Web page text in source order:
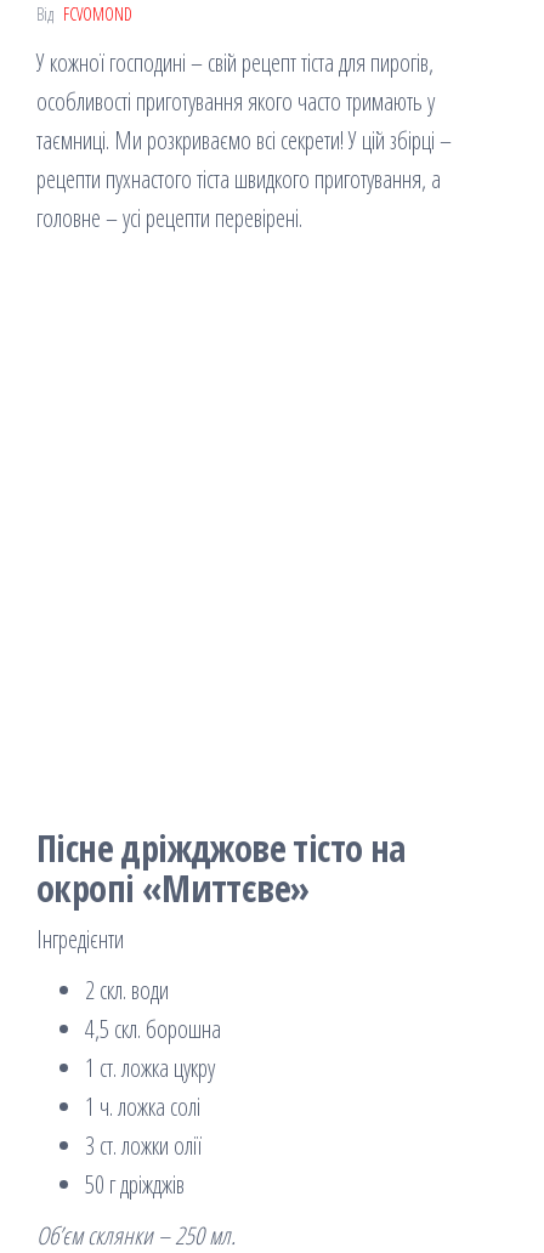
Від FCVOMOND
У кожної господині – свій рецепт тіста для пирогів,
особливості приготування якого часто тримають у
таємниці. Ми розкриваємо всі секрети! У цій збірці –
рецепти пухнастого тіста швидкого приготування, а
головне – усі рецепти перевірені.
Пісне дріжджове тісто на
окропі «Миттєве»
Інгредієнти
2 скл. води
4,5 скл. борошна
1 ст. ложка цукру
1 ч. ложка солі
3 ст. ложки олії
50 г дріжджів
Об’єм склянки – 250 мл.